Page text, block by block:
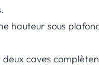
hauteur sous
caves